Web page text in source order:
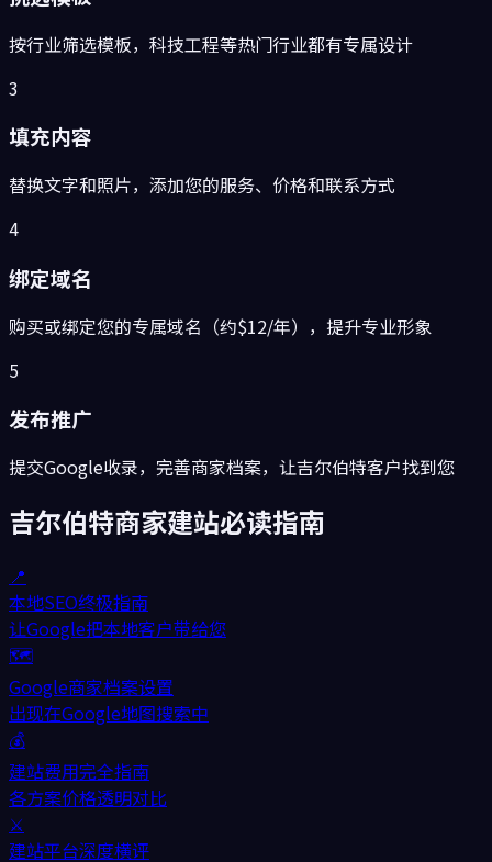
按行业筛选模板，科技工程等热门行业都有专属设计
3
填充内容
替换文字和照片，添加您的服务、价格和联系方式
4
绑定域名
购买或绑定您的专属域名（约$12/年），提升专业形象
5
发布推广
提交Google收录，完善商家档案，让吉尔伯特客户找到您
吉尔伯特商家建站必读指南
📍
本地SEO终极指南
让Google把本地客户带给您
🗺️
Google商家档案设置
出现在Google地图搜索中
💰
建站费用完全指南
各方案价格透明对比
⚔️
建站平台深度横评